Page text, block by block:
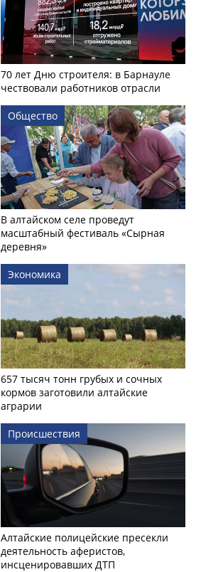
70 лет Дню строителя: в Барнауле
чествовали работников отрасли
Общество
В алтайском селе проведут
масштабный фестиваль «Сырная
деревня»
Экономика
657 тысяч тонн грубых и сочных
кормов заготовили алтайские
аграрии
Происшествия
Алтайские полицейские пресекли
деятельность аферистов,
инсценировавших ДТП